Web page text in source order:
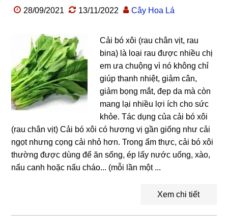
28/09/2021 13/11/2022 Cây Hoa Lá
Cải bó xôi (rau chân vịt, rau
bina) là loại rau được nhiều chị
em ưa chuộng vì nó không chỉ
giúp thanh nhiệt, giảm cân,
giảm bọng mắt, đẹp da mà còn
mang lại nhiều lợi ích cho sức
khỏe. Tác dụng của cải bó xôi
(rau chân vịt) Cải bó xôi có hương vị gần giống như cải
ngọt nhưng cọng cải nhỏ hơn. Trong ẩm thực, cải bó xôi
thường được dùng để ăn sống, ép lấy nước uống, xào,
nấu canh hoặc nấu cháo... (mỗi lần một ...
Xem chi tiết